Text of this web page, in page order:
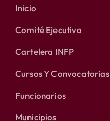
Inicio
Comité Ejecutivo
Cartelera INFP
Cursos Y Convocatorias
Funcionarios
Municipios